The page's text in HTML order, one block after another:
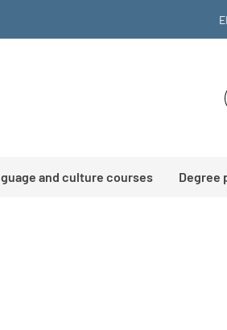
and culture courses Degree